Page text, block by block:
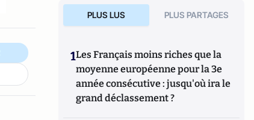
PLUS LUS PLUS PARTAGES
1Les Français moins riches que la
moyenne européenne pour la 3e
année consécutive : jusqu'où ira le
grand déclassement ?